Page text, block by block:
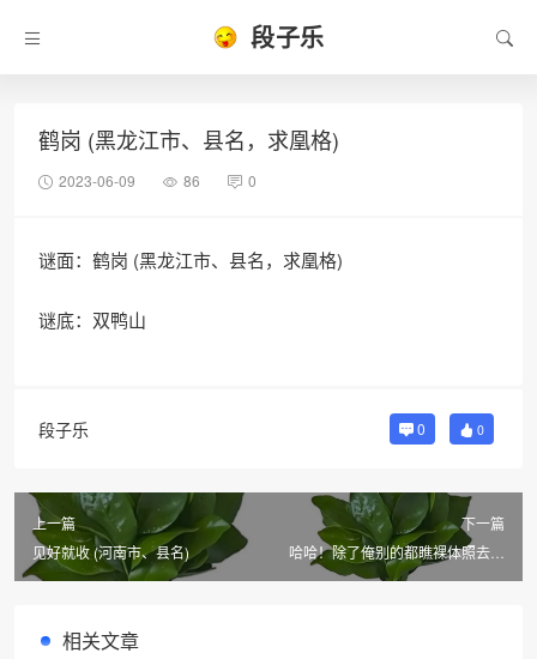
段子乐
鹤岗 (黑龙江市、县名，求凰格)
2023-06-09 86 0
谜面：鹤岗 (黑龙江市、县名，求凰格)
谜底：双鸭山
段子乐 0 0
上一篇
见好就收 (河南市、县名)
下一篇
哈哈！除了俺别的都瞧裸体照去了
相关文章